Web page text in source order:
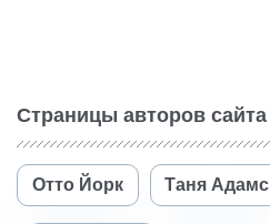
Страницы авторов сайта
Отто Йорк Таня Адамс